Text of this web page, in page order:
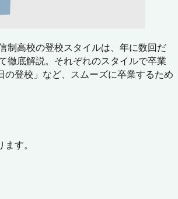
制高校の登校スタイルは、年に数回だ
徹底解説。それぞれのスタイルで卒業
登校」など、スムーズに卒業するため
す。